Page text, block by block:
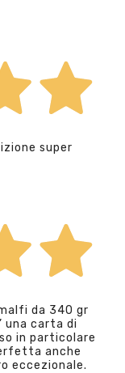
super
da 340 gr
una carta di
in particolare
anche
eccezionale.